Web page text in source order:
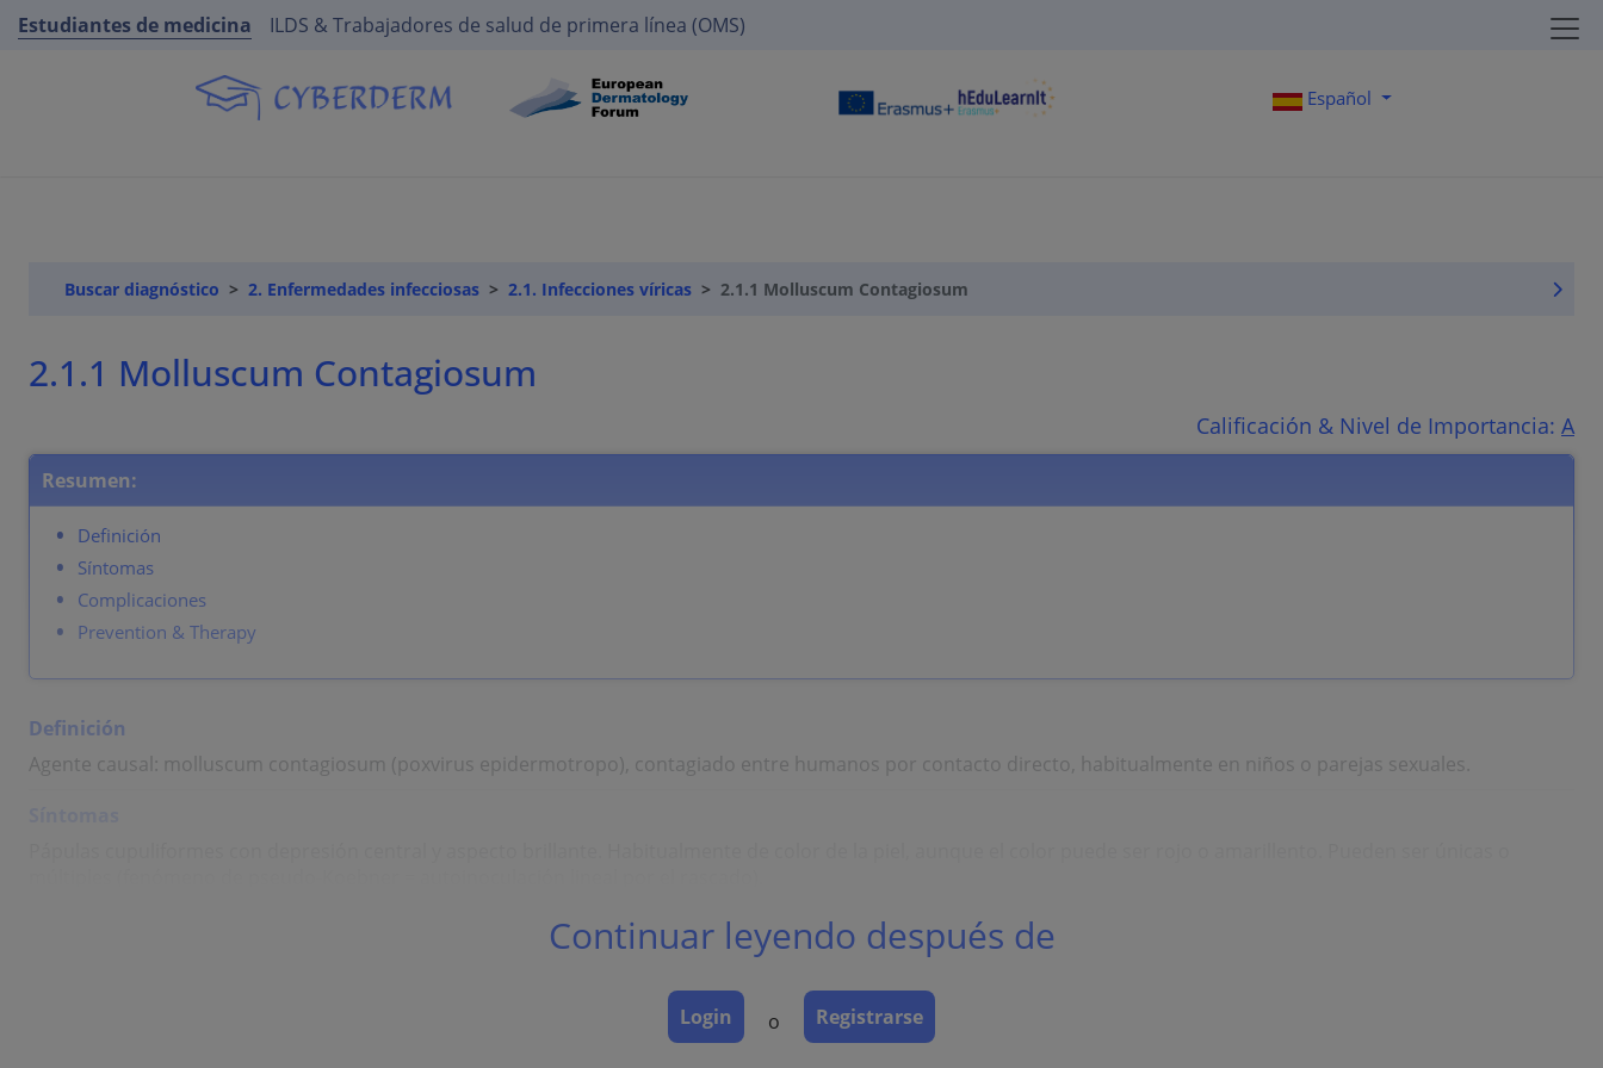
Estudiantes de medicina ILDS & Trabajadores de salud de primera línea (OMS)
Español
Buscar diagnóstico 2. Enfermedades infecciosas 2.1. Infecciones víricas 2.1.1 Molluscum Contagiosum
2.1.1 Molluscum Contagiosum
Calificación & Nivel de Importancia: A
Resumen:
Definición
Síntomas
Complicaciones
Prevention & Therapy
Definición
Agente causal: molluscum contagiosum (poxvirus epidermotropo), contagiado entre humanos por contacto directo, habitualmente en niños o parejas sexuales.
Eczema molluscatum en pacientes con dermatitis atópica o inmunodeprimidos (>100 lesiones).
Continuar leyendo después de
Login o Registrarse